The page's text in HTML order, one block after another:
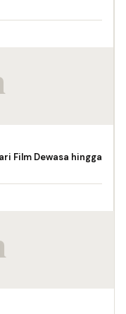
Film Dewasa hingga